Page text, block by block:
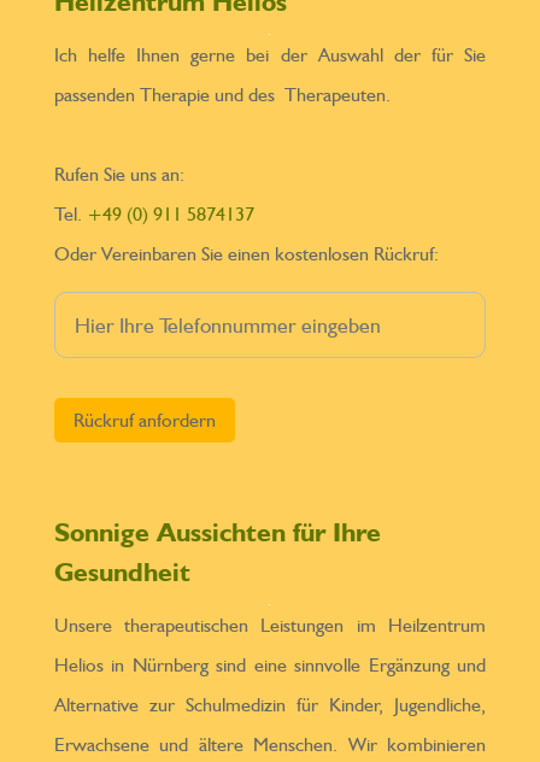
Ich helfe Ihnen gerne bei der Auswahl der für Sie
passenden Therapie und des Therapeuten.
Rufen Sie uns an:
Tel. +49 (0) 911 5874137
Oder Vereinbaren Sie einen kostenlosen Rückruf:
Sonnige Aussichten für Ihre
Gesundheit
Unsere therapeutischen Leistungen im Heilzentrum
Helios in Nürnberg sind eine sinnvolle Ergänzung und
Alternative zur Schulmedizin für Kinder, Jugendliche,
Erwachsene und ältere Menschen. Wir kombinieren